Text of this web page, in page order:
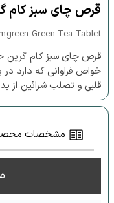
قرص چای سبز کام
Green Tea Tablet
قلبی و تصلب شرائین از
مشخصات